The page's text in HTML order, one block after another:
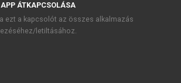
ÁTKAPCSOLÁSA
ezt a kapcsolót az összes alkalmazás
letiltásához.